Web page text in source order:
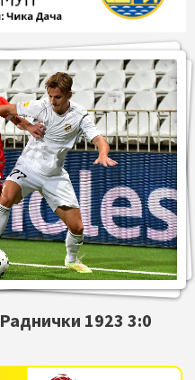
Раднички 1923 3:0